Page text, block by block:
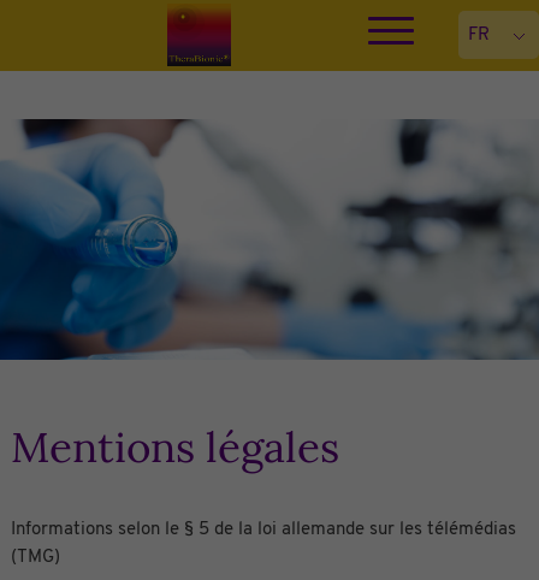
Mentions légales
Informations selon le § 5 de la loi allemande sur les télémédias
(TMG)